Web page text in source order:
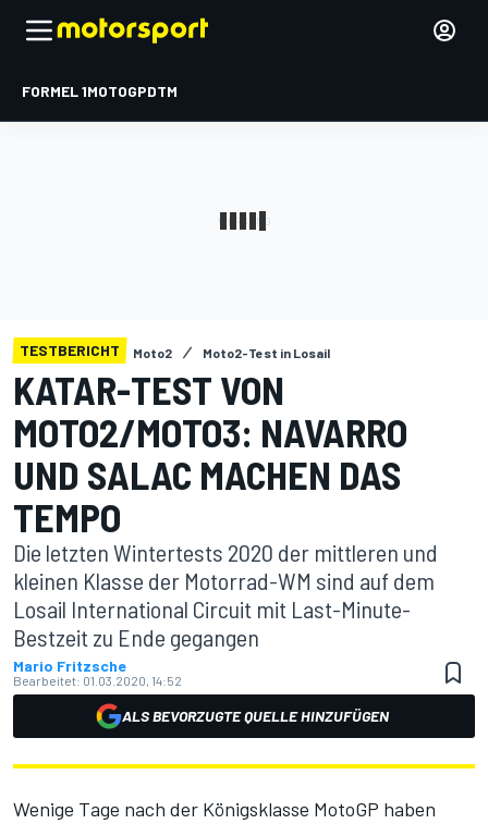
FORMEL 1MOTOGPDTM
TESTBERICHT Moto2 Moto2-Test in Losail
KATAR-TEST VON
MOTO2/MOTO3: NAVARRO
UND SALAC MACHEN DAS
TEMPO
Die letzten Wintertests 2020 der mittleren und
kleinen Klasse der Motorrad-WM sind auf dem
Losail International Circuit mit Last-Minute-
Bestzeit zu Ende gegangen
Mario Fritzsche
Bearbeitet: 01.03.2020, 14:52
ALS BEVORZUGTE QUELLE HINZUFÜGEN
Wenige Tage nach der Königsklasse MotoGP haben